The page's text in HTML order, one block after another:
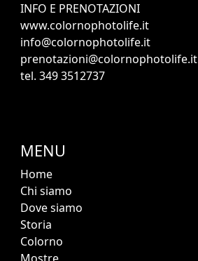
INFO E PRENOTAZIONI
www.colornophotolife.it
info@colornophotolife.it
prenotazioni@colornophotolife.it
tel. 349 3512737
MENU
Home
Chi siamo
Dove siamo
Storia
Colorno